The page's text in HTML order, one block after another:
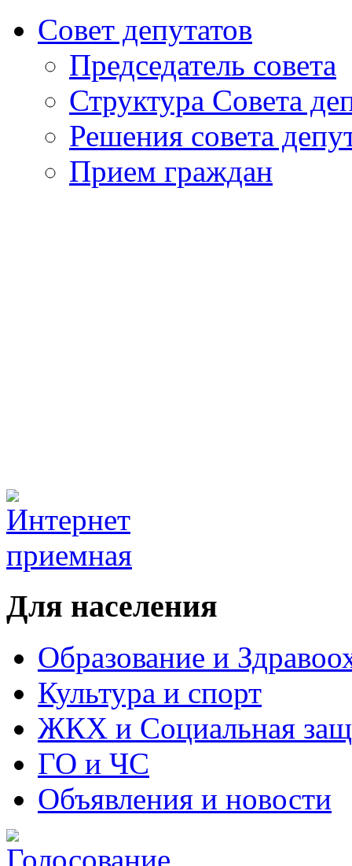
Совет депутатов
Председатель совета
Структура Совета
Решения совета
Прием граждан
Для населения
Образование и
Культура и спорт
ЖКХ и Социальная
ГО и ЧС
Объявления и новости